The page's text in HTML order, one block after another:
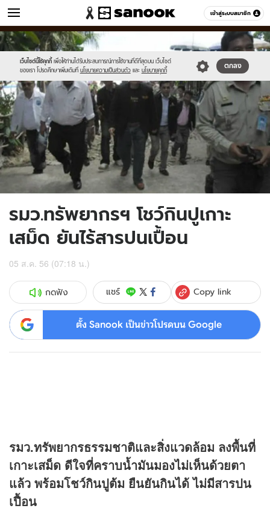
เข้าสู่ระบบสมาชิก
ข่าว หมวดอื่นๆ
เว็บไซต์นี้ใช้คุกกี้ เพื่อให้ท่านได้รับประสบการณ์การใช้งานที่ดีที่สุดบน เว็บไซต์
ของเรา โปรดศึกษาเพิ่มเติมที่ นโยบายความเป็นส่วนตัว และ นโยบายคุกกี้
ตกลง
Sanook
//s.isanook.com/sr/0/images/logo-
new-
sanook.png
600
60
//s.isanook.com/ns/0/ud/240/1201085/news03-
1.jpg
รมว.ทรัพยากรฯ โชว์กินปูเกาะ
เสม็ด ยันไร้สารปนเปื้อน
05 ส.ค. 56 (07:18 น.)
กดฟัง แชร์ Copy link
ตั้ง Sanook เป็นข่าวโปรดบน Google
รมว.ทรัพยากรธรรมชาติและสิ่งแวดล้อม ลงพื้นที่
เกาะเสม็ด ดีใจที่คราบน้ำมันมองไม่เห็นด้วยตา
แล้ว พร้อมโชว์กินปูต้ม ยืนยันกินได้ ไม่มีสารปน
เปื้อน